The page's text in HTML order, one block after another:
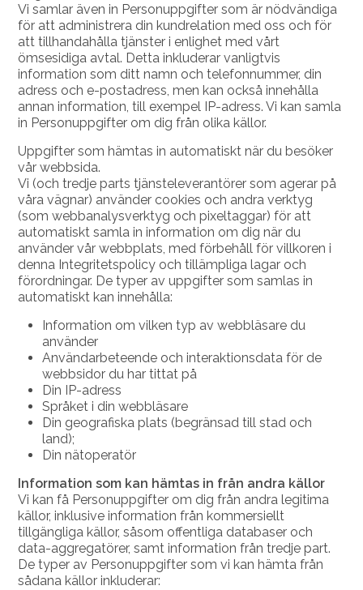
Vi samlar även in Personuppgifter som är nödvändiga
för att administrera din kundrelation med oss och för
att tillhandahålla tjänster i enlighet med vårt
ömsesidiga avtal. Detta inkluderar vanligtvis
information som ditt namn och telefonnummer, din
adress och e-postadress, men kan också innehålla
annan information, till exempel IP-adress. Vi kan samla
in Personuppgifter om dig från olika källor.
Uppgifter som hämtas in automatiskt när du besöker
vår webbsida.
Vi (och tredje parts tjänsteleverantörer som agerar på
våra vägnar) använder cookies och andra verktyg
(som webbanalysverktyg och pixeltaggar) för att
automatiskt samla in information om dig när du
använder vår webbplats, med förbehåll för villkoren i
denna Integritetspolicy och tillämpliga lagar och
förordningar. De typer av uppgifter som samlas in
automatiskt kan innehålla:
Information om vilken typ av webbläsare du
använder
Användarbeteende och interaktionsdata för de
webbsidor du har tittat på
Din IP-adress
Språket i din webbläsare
Din geografiska plats (begränsad till stad och
land);
Din nätoperatör
Information som kan hämtas in från andra källor
Vi kan få Personuppgifter om dig från andra legitima
källor, inklusive information från kommersiellt
tillgängliga källor, såsom offentliga databaser och
data-aggregatörer, samt information från tredje part.
De typer av Personuppgifter som vi kan hämta från
sådana källor inkluderar: